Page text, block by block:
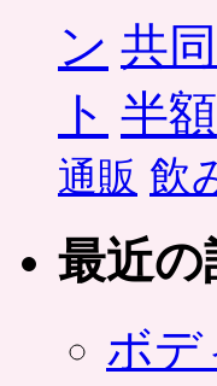
ン 共
ト 半額
通販 飲
最近の
ボデ